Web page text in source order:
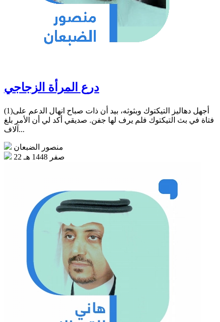
درع المرأة الزجاجي
(1)أجهل دهاليز التيكتوك وبثوثه، بيد أن ذات صباح انهال الدعم على
فتاة في بث التيكتوك فلم يرف لها جفن. صديقي أكد لي أن الأمر بلغ
آلاف...
منصور الضبعان
22 صفر 1448 هـ